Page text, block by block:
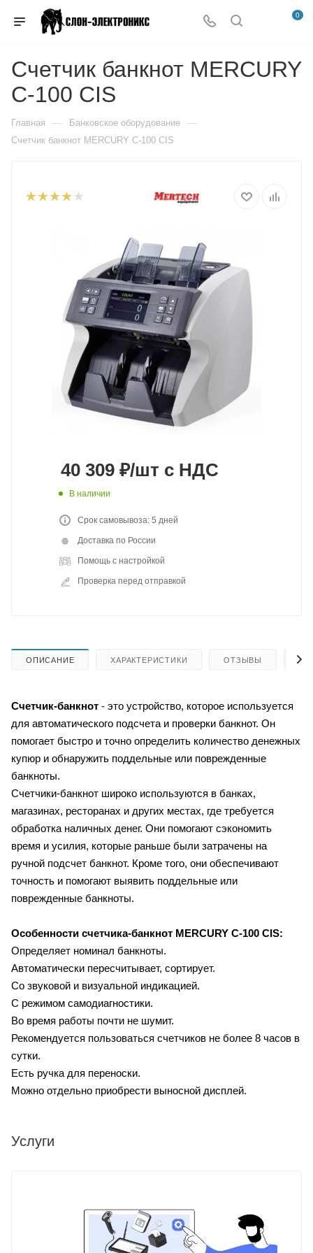
0
Счетчик банкнот MERCURY
C-100 CIS
Главная — Банковское оборудование —
Счетчик банкнот MERCURY C-100 CIS
40 309 ₽/шт с НДС
В наличии
Срок самовывоза: 5 дней
Доставка по России
Помощь с настройкой
Проверка перед отправкой
ОПИСАНИЕ ХАРАКТЕРИСТИКИ ОТЗЫВЫ
Счетчик-банкнот - это устройство, которое используется
для автоматического подсчета и проверки банкнот. Он
помогает быстро и точно определить количество денежных
купюр и обнаружить поддельные или поврежденные
банкноты.
Счетчики-банкнот широко используются в банках,
магазинах, ресторанах и других местах, где требуется
обработка наличных денег. Они помогают сэкономить
время и усилия, которые раньше были затрачены на
ручной подсчет банкнот. Кроме того, они обеспечивают
точность и помогают выявить поддельные или
поврежденные банкноты.
Особенности счетчика-банкнот MERCURY C-100 CIS:
Определяет номинал банкноты.
Автоматически пересчитывает, сортирует.
Со звуковой и визуальной индикацией.
С режимом самодиагностики.
Во время работы почти не шумит.
Рекомендуется пользоваться счетчиков не более 8 часов в
сутки.
Есть ручка для переноски.
Можно отдельно приобрести выносной дисплей.
Услуги